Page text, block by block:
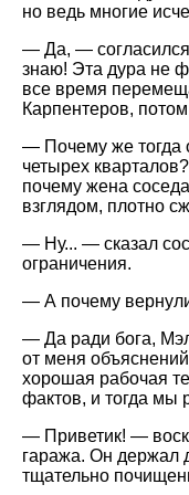
но ведь многие
— Да, —
знаю! Эта дура не
все время
Карпентеров,
— Почему же тогда
четырех
почему жена
взглядом, плотно
— Ну... — сказал
ограничения.
— А почему
— Да ради бога,
от меня
хорошая рабочая
фактов, и тогда мы
— Приветик! —
гаража. Он держал
тщательно